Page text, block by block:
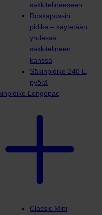
säkkitelineeseen
Roskapussin
pidike – käytetään
yhdessä
säkkitelineen
kanssa
Säkinpidike 240 L,
pyörä
Longopac
Classic Mini